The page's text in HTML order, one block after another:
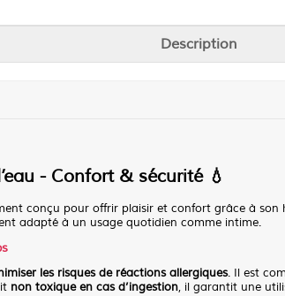
Description
- Confort & sécurité 💧
conçu pour offrir plaisir et confort grâce à
adapté à un usage quotidien comme intime.
les risques de réactions allergiques. Il est
non toxique en cas d’ingestion, il garantit une